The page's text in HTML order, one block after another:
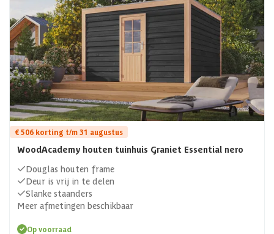
€ 506 korting t/m 31 augustus
WoodAcademy houten tuinhuis Graniet Essential nero
Douglas houten frame
Deur is vrij in te delen
Slanke staanders
Meer afmetingen beschikbaar
Op voorraad